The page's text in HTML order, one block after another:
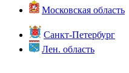
Московская область
Санкт-Петербург
Лен. область